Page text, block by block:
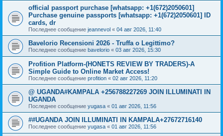
official passport purchase [whatsapp: +1(672)2050601]
Purchase genuine passports [whatsapp: +1(672)2050601] ID
cards, dr
Последнее сообщение jeannevol « 04 авг 2026, 11:40
Bavelorio Recensioni 2026 - Truffa o Legittimo?
Последнее сообщение bavelorio « 03 авг 2026, 15:30
Profition Platform-(HONETS REVIEW BY TRADERS)-A
Simple Guide to Online Market Access!
Последнее сообщение profition « 02 авг 2026, 11:20
@ UGANDA#KAMPALA +256788227269 JOIN ILLUMINATI IN
UGANDA
Последнее сообщение yugasa « 01 авг 2026, 11:56
##UGANDA JOIN ILLUMINATI IN KAMPALA+27672716140
Последнее сообщение yugasa « 01 авг 2026, 11:56